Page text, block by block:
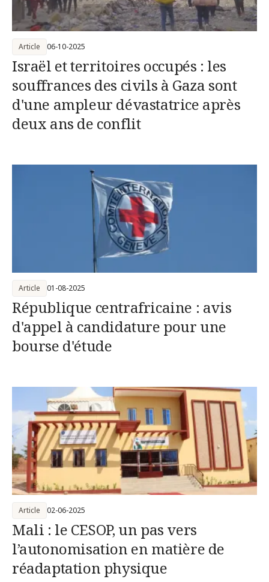
Israël et territoires occupés : les
souffrances des civils à Gaza sont
d'une ampleur dévastatrice après
deux ans de conflit
Article 06-10-2025
République centrafricaine : avis
d'appel à candidature pour une
bourse d'étude
Article 01-08-2025
Mali : le CESOP, un pas vers
l’autonomisation en matière de
réadaptation physique
Article 02-06-2025